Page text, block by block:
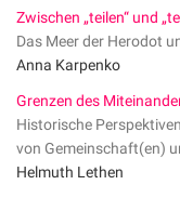
Zwischen „teilen“ und
Das Meer der Herodot
Anna Karpenko
Grenzen des
Historische
von Gemeinschaft(en)
Helmuth Lethen